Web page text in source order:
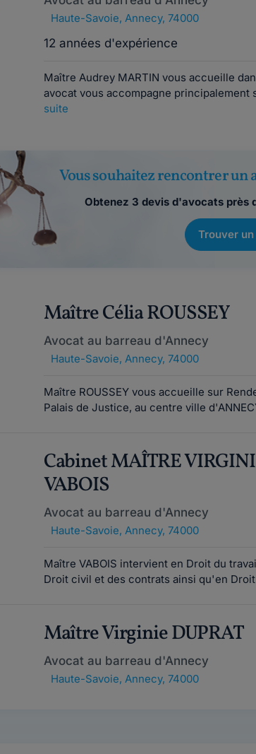
Haute-Savoie, Annecy, 74000
12 années d'expérience
Maître Audrey MARTIN vous accueille
avocat vous accompagne principalement
suite
Vous souhaitez rencontrer un
Obtenez 3 devis d'avocats près
Trouver
Maître Célia ROUSSEY
Avocat au barreau d'Annecy
Haute-Savoie, Annecy, 74000
Maître ROUSSEY vous accueille sur
Palais de Justice, au centre ville
Cabinet MAÎTRE
VABOIS
Avocat au barreau d'Annecy
Haute-Savoie, Annecy, 74000
Maître VABOIS intervient en Droit du
Droit civil et des contrats ainsi qu'en Droit
Maître Virginie DUPRAT
Avocat au barreau d'Annecy
Haute-Savoie, Annecy, 74000